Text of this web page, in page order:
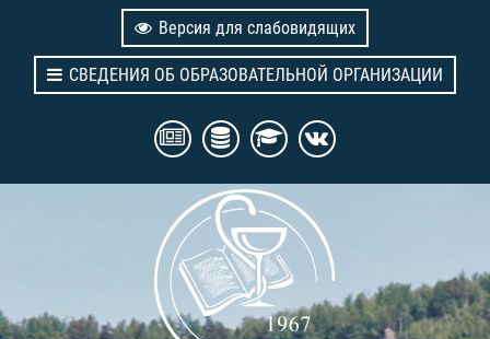
Версия для слабовидящих
СВЕДЕНИЯ ОБ ОБРАЗОВАТЕЛЬНОЙ ОРГАНИЗАЦИИ